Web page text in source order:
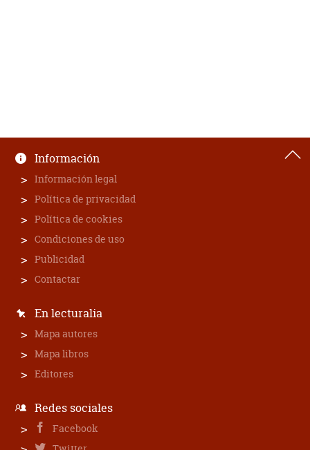
Información
Información legal
Política de privacidad
Política de cookies
Condiciones de uso
Publicidad
Contactar
En lecturalia
Mapa autores
Mapa libros
Editores
Redes sociales
Facebook